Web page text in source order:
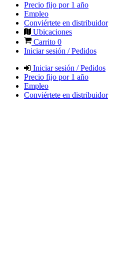
Precio fijo por 1 año
Empleo
Conviértete en distribuidor
Ubicaciones
Carrito 0
Iniciar sesión / Pedidos
Iniciar sesión / Pedidos
Precio fijo por 1 año
Empleo
Conviértete en distribuidor